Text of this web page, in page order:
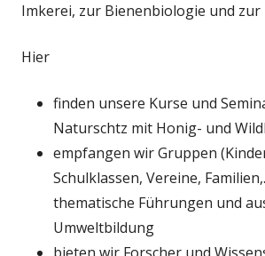
Imkerei, zur Bienenbiologie und zur
Hier
finden unsere Kurse und
Naturschtz mit Honig- und
empfangen wir Gruppen
Schulklassen, Vereine,
thematische Führungen und
Umweltbildung